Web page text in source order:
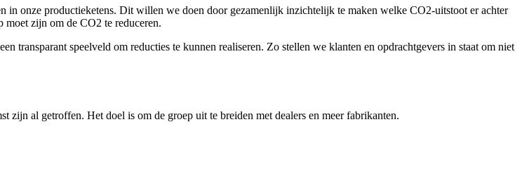
in onze productieketens. Dit willen we doen door gezamenlijk inzichtelijk te maken welke CO2-uitstoot er achter
moet zijn om de CO2 te reduceren.
transparant speelveld om reducties te kunnen realiseren. Zo stellen we klanten en opdrachtgevers in staat om niet
zijn al getroffen. Het doel is om de groep uit te breiden met dealers en meer fabrikanten.